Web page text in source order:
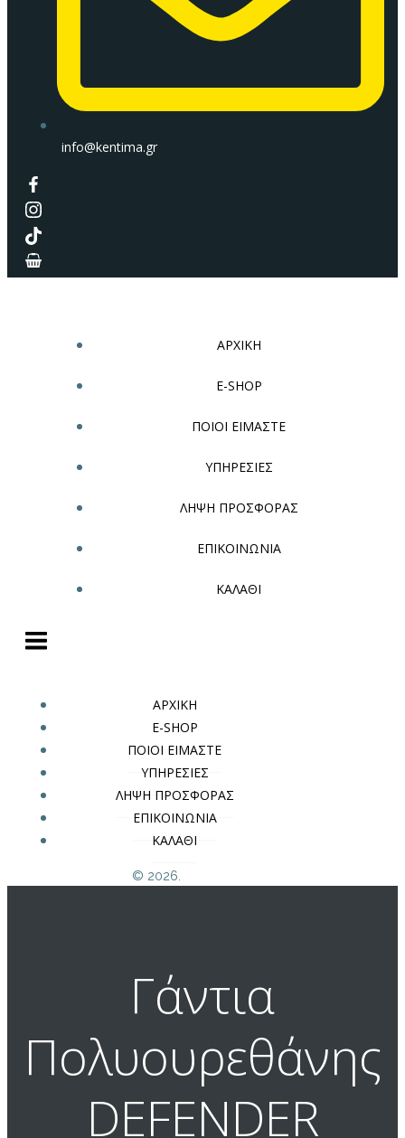
info@kentima.gr
ΑΡΧΙΚΗ
E-SHOP
ΠΟΙΟΙ ΕΙΜΑΣΤΕ
ΥΠΗΡΕΣΙΕΣ
ΛΗΨΗ ΠΡΟΣΦΟΡΑΣ
ΕΠΙΚΟΙΝΩΝΙΑ
ΚΑΛΑΘΙ
ΑΡΧΙΚΗ
E-SHOP
ΠΟΙΟΙ ΕΙΜΑΣΤΕ
ΥΠΗΡΕΣΙΕΣ
ΛΗΨΗ ΠΡΟΣΦΟΡΑΣ
ΕΠΙΚΟΙΝΩΝΙΑ
ΚΑΛΑΘΙ
© 2026.
Γάντια
Πολυουρεθάνης
DEFENDER